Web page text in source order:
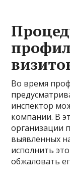
Во время
инспектор
компании. В
организации
выявленных
исполнить
обжаловать